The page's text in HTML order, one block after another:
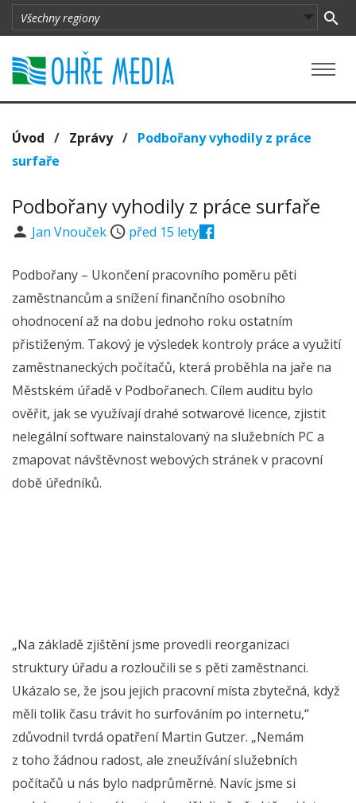
Úvod / Zprávy/ Podbořany vyhodily z práce
surfaře
Podbořany vyhodily z práce surfaře
Jan Vnouček před 15 lety
Podbořany – Ukončení pracovního poměru pěti
zaměstnancům a snížení finančního osobního
ohodnocení až na dobu jednoho roku ostatním
přistiženým. Takový je výsledek kontroly práce a využití
zaměstnaneckých počítačů, která proběhla na jaře na
Městském úřadě v Podbořanech. Cílem auditu bylo
ověřit, jak se využívají drahé sotwarové licence, zjistit
nelegální software nainstalovaný na služebních PC a
zmapovat návštěvnost webových stránek v pracovní
době úředníků.
„Na základě zjištění jsme provedli reorganizaci
struktury úřadu a rozloučili se s pěti zaměstnanci.
Ukázalo se, že jsou jejich pracovní místa zbytečná, když
měli tolik času trávit ho surfováním po internetu,“
zdůvodnil tvrdá opatření Martin Gutzer. „Nemám
z toho žádnou radost, ale zneužívání služebních
počítačů u nás bylo nadprůměrné. Navíc jsme si